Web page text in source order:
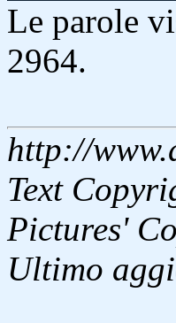
Le parole
2964.
http://
Text
Pictures'
Ultimo